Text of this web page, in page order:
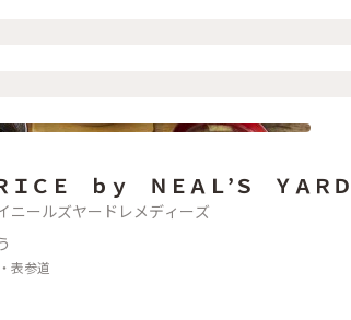
ＩＣＥ ｂｙ ＮＥＡＬ’Ｓ ＹＡＲ
ニールズヤードレメディーズ
表参道